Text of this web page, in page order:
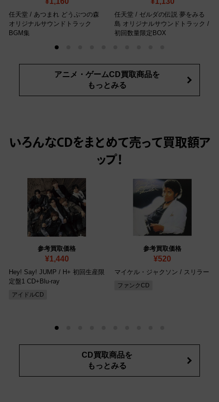
任天堂 / あつまれ どうぶつの森
オリジナルサウンドトラック
BGM集
任天堂 / ゼルダの伝説 夢をみる
島 オリジナルサウンドトラック /
初回数量限定BOX
アニメ・ゲームCD買取商品を
もっとみる
いろんなCDをまとめて売って買取額ア
ップ！
参考買取価格
¥1,440
Hey! Say! JUMP / H+ 初回生産限
定盤1 CD+Blu-ray
アイドルCD
参考買取価格
¥520
マイケル・ジャクソン / スリラー
ファンクCD
CD買取商品を
もっとみる